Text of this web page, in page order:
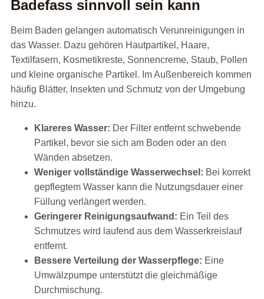
Badefass sinnvoll sein kann
Beim Baden gelangen automatisch Verunreinigungen in
das Wasser. Dazu gehören Hautpartikel, Haare,
Textilfasern, Kosmetikreste, Sonnencreme, Staub, Pollen
und kleine organische Partikel. Im Außenbereich kommen
häufig Blätter, Insekten und Schmutz von der Umgebung
hinzu.
Klareres Wasser: Der Filter entfernt schwebende
Partikel, bevor sie sich am Boden oder an den
Wänden absetzen.
Weniger vollständige Wasserwechsel: Bei korrekt
gepflegtem Wasser kann die Nutzungsdauer einer
Füllung verlängert werden.
Geringerer Reinigungsaufwand: Ein Teil des
Schmutzes wird laufend aus dem Wasserkreislauf
entfernt.
Bessere Verteilung der Wasserpflege: Eine
Umwälzpumpe unterstützt die gleichmäßige
Durchmischung.